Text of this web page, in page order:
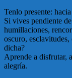
Tenlo presente:
Si vives pendiente
humillaciones,
oscuro, esclavitudes,
dicha?
Aprende a disfrutar,
alegría.